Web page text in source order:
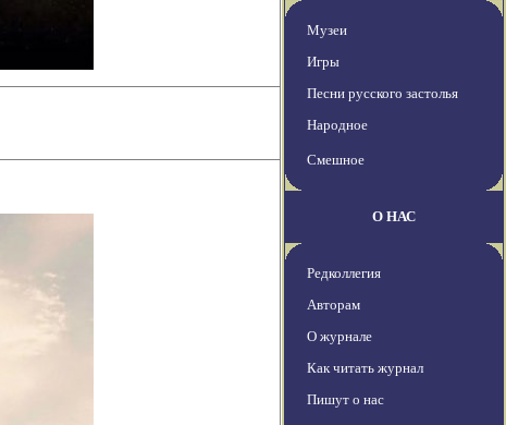
Музеи
Игры
Песни русского застолья
Народное
Смешное
О НАС
Редколлегия
Авторам
О журнале
Как читать журнал
Пишут о нас